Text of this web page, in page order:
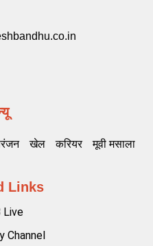
खेल करियर मूवी मसाला
Links
Live
Channel